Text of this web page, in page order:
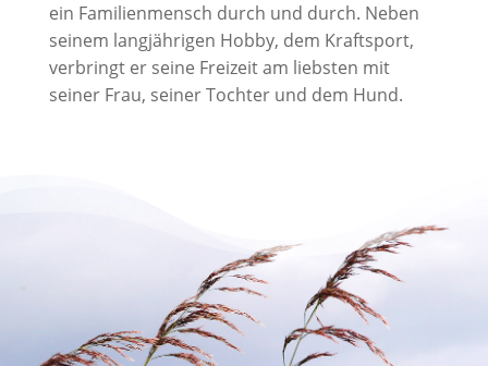
ein Familienmensch durch und durch. Neben
seinem langjährigen Hobby, dem Kraftsport,
verbringt er seine Freizeit am liebsten mit
seiner Frau, seiner Tochter und dem Hund.